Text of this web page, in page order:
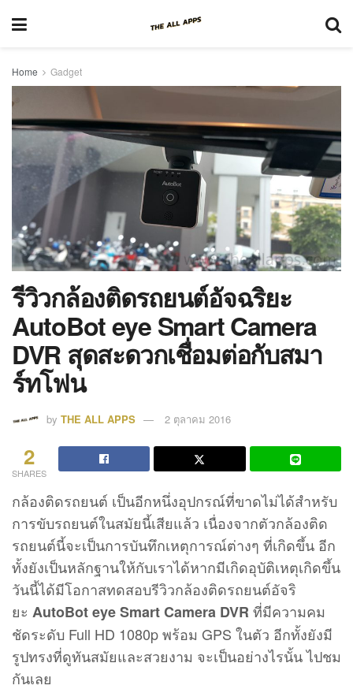
Home Gadget
รีวิวกล้องติดรถยนต์อัจฉริยะ
AutoBot eye Smart Camera
DVR สุดสะดวกเชื่อมต่อกับสมา
ร์ทโฟน
by THE ALL APPS 2 ตุลาคม 2016
2
SHARES
กล้องติดรถยนต์ เป็นอีกหนึ่งอุปกรณ์ที่ขาดไม่ได้สำหรับ
การขับรถยนต์ในสมัยนี้เสียแล้ว เนื่องจากตัวกล้องติด
รถยนต์นี้จะเป็นการบันทึกเหตุการณ์ต่างๆ ที่เกิดขึ้น อีก
ทั้งยังเป็นหลักฐานให้กับเราได้หากมีเกิดอุบัติเหตุเกิดขึ้น
วันนี้ได้มีโอกาสทดสอบรีวิวกล้องติดรถยนต์อัจริ
ยะ AutoBot eye Smart Camera DVR ที่มีความคม
ชัดระดับ Full HD 1080p พร้อม GPS ในตัว อีกทั้งยังมี
รูปทรงที่ดูทันสมัยและสวยงาม จะเป็นอย่างไรนั้น ไปชม
กันเลย